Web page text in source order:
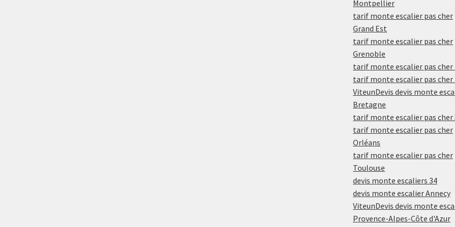
Montpellier
tarif monte escalier pas cher
Grand Est
tarif monte escalier pas cher
Grenoble
tarif monte escalier pas cher
tarif monte escalier pas cher
ViteunDevis devis monte
Bretagne
tarif monte escalier pas cher
tarif monte escalier pas cher
Orléans
tarif monte escalier pas cher
Toulouse
devis monte escaliers 34
devis monte escalier Annecy
ViteunDevis devis monte
Provence-Alpes-Côte d'Azur